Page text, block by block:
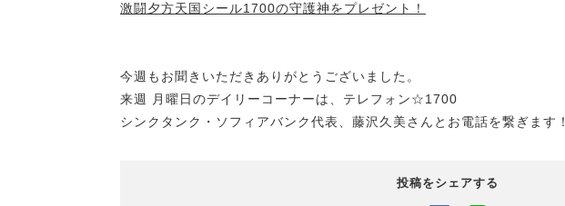
激闘夕方天国シール1700の守護神をプレゼント！
今週もお聞きいただきありがとうございました。
来週 月曜日のデイリーコーナーは、テレフォン☆1700
シンクタンク・ソフィアバンク代表、藤沢久美さんとお電話を繋ぎます！
投稿をシェアする